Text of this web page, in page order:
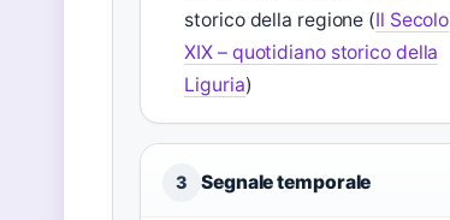
storico della regione (Il Secolo
XIX – quotidiano storico della
Liguria)
3 Segnale temporale